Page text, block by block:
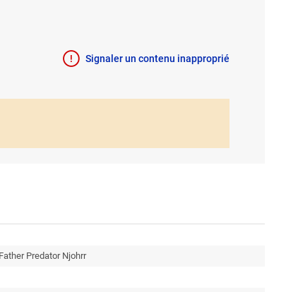
Signaler un contenu inapproprié
Predator Njohrr